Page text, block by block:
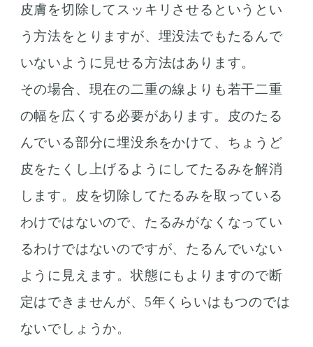
皮膚を切除してスッキリさせるというとい
う方法をとりますが、埋没法でもたるんで
いないように見せる方法はあります。
その場合、現在の二重の線よりも若干二重
の幅を広くする必要があります。皮のたる
んでいる部分に埋没糸をかけて、ちょうど
皮をたくし上げるようにしてたるみを解消
します。皮を切除してたるみを取っている
わけではないので、たるみがなくなってい
るわけではないのですが、たるんでいない
ように見えます。状態にもよりますので断
定はできませんが、5年くらいはもつのでは
ないでしょうか。